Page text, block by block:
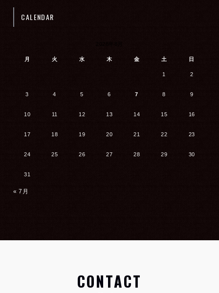
CALENDAR
月 火 水 木 金 土 日
1 2
3 4 5 6 7 8 9
10 11 12 13 14 15 16
17 18 19 20 21 22 23
24 25 26 27 28 29 30
31
« 7月
CONTACT